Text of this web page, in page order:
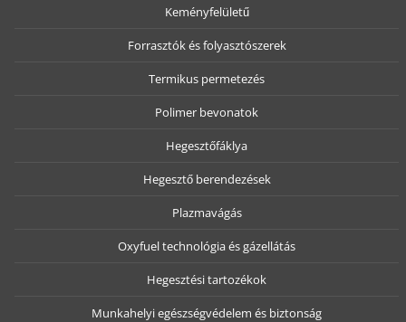
Keményfelületű
Forrasztók és folyasztószerek
Termikus permetezés
Polimer bevonatok
Hegesztőfáklya
Hegesztő berendezések
Plazmavágás
Oxyfuel technológia és gázellátás
Hegesztési tartozékok
Munkahelyi egészségvédelem és biztonság